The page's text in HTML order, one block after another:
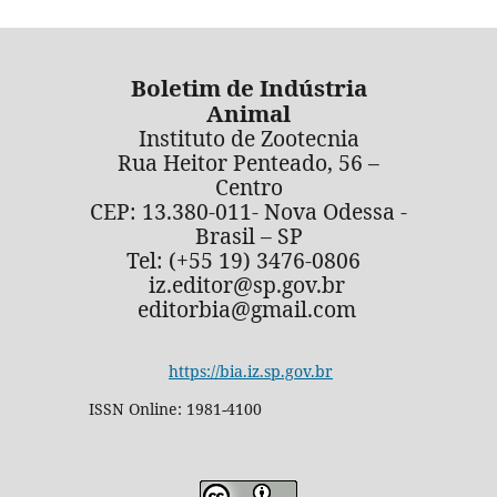
Boletim de Indústria
Animal
Instituto de Zootecnia
Rua Heitor Penteado, 56 –
Centro
CEP: 13.380-011- Nova Odessa -
Brasil – SP
Tel: (+55 19) 3476-0806
iz.editor@sp.gov.br
editorbia@gmail.com
https://bia.iz.sp.gov.br
ISSN Online: 1981-4100